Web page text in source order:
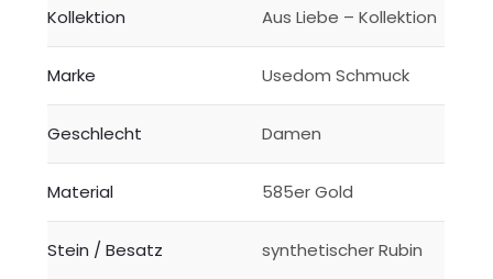
Kollektion Aus Liebe – Kollektion
Marke Usedom Schmuck
Geschlecht Damen
Material 585er Gold
Stein / Besatz synthetischer Rubin